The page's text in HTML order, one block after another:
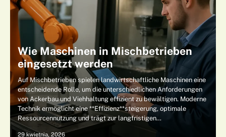
Wie Maschinen in Mischbetrieben
eingesetzt werden
Auf Mischbetrieben spielen landwirtschaftliche Maschinen eine
entscheidende Rolle, um die unterschiedlichen Anforderungen
von Ackerbau und Viehhaltung effizient zu bewältigen. Moderne
Technik ermöglicht eine **Effizienz**steigerung, optimale
Ressourcennutzung und trägt zur langfristigen…
29 kwietnia, 2026